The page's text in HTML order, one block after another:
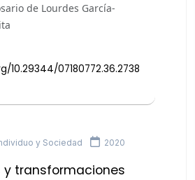
de Lourdes García-
10.29344/07180772.36.2738
y Sociedad 2020
y transformaciones